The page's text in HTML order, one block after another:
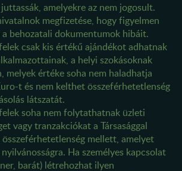
amelyekre az nem jogosult.
megfizetése, hogy figyelmen
a behozatali dokumentumok hibáit.
csak kis értékű ajándékot adhatnak
a helyi szokásoknak
melyek értéke soha nem haladhatja
t és nem kelthet összeférhetetlenség
látszatát.
soha nem folytathatnak üzleti
vagy tranzakciókat a Társasággal
mellett, amelyet
Ha személyes kapcsolat
barát) létrehozhat ilyen